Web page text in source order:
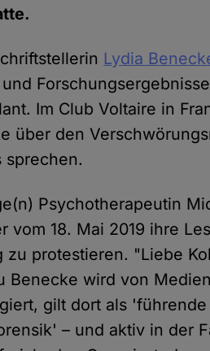
Lydia
Im Club Voltaire in
über den
sprechen.
Psychotherapeutin
18. Mai 2019 ihre
protestieren. "Liebe
Benecke wird von
gilt dort als
– und aktiv in der